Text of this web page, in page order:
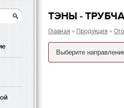
ТЭНЫ -
Главная » Продукция »